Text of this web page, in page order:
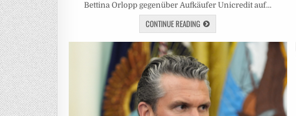
Bettina Orlopp gegenüber Aufkäufer Unicredit auf…
CONTINUE READING